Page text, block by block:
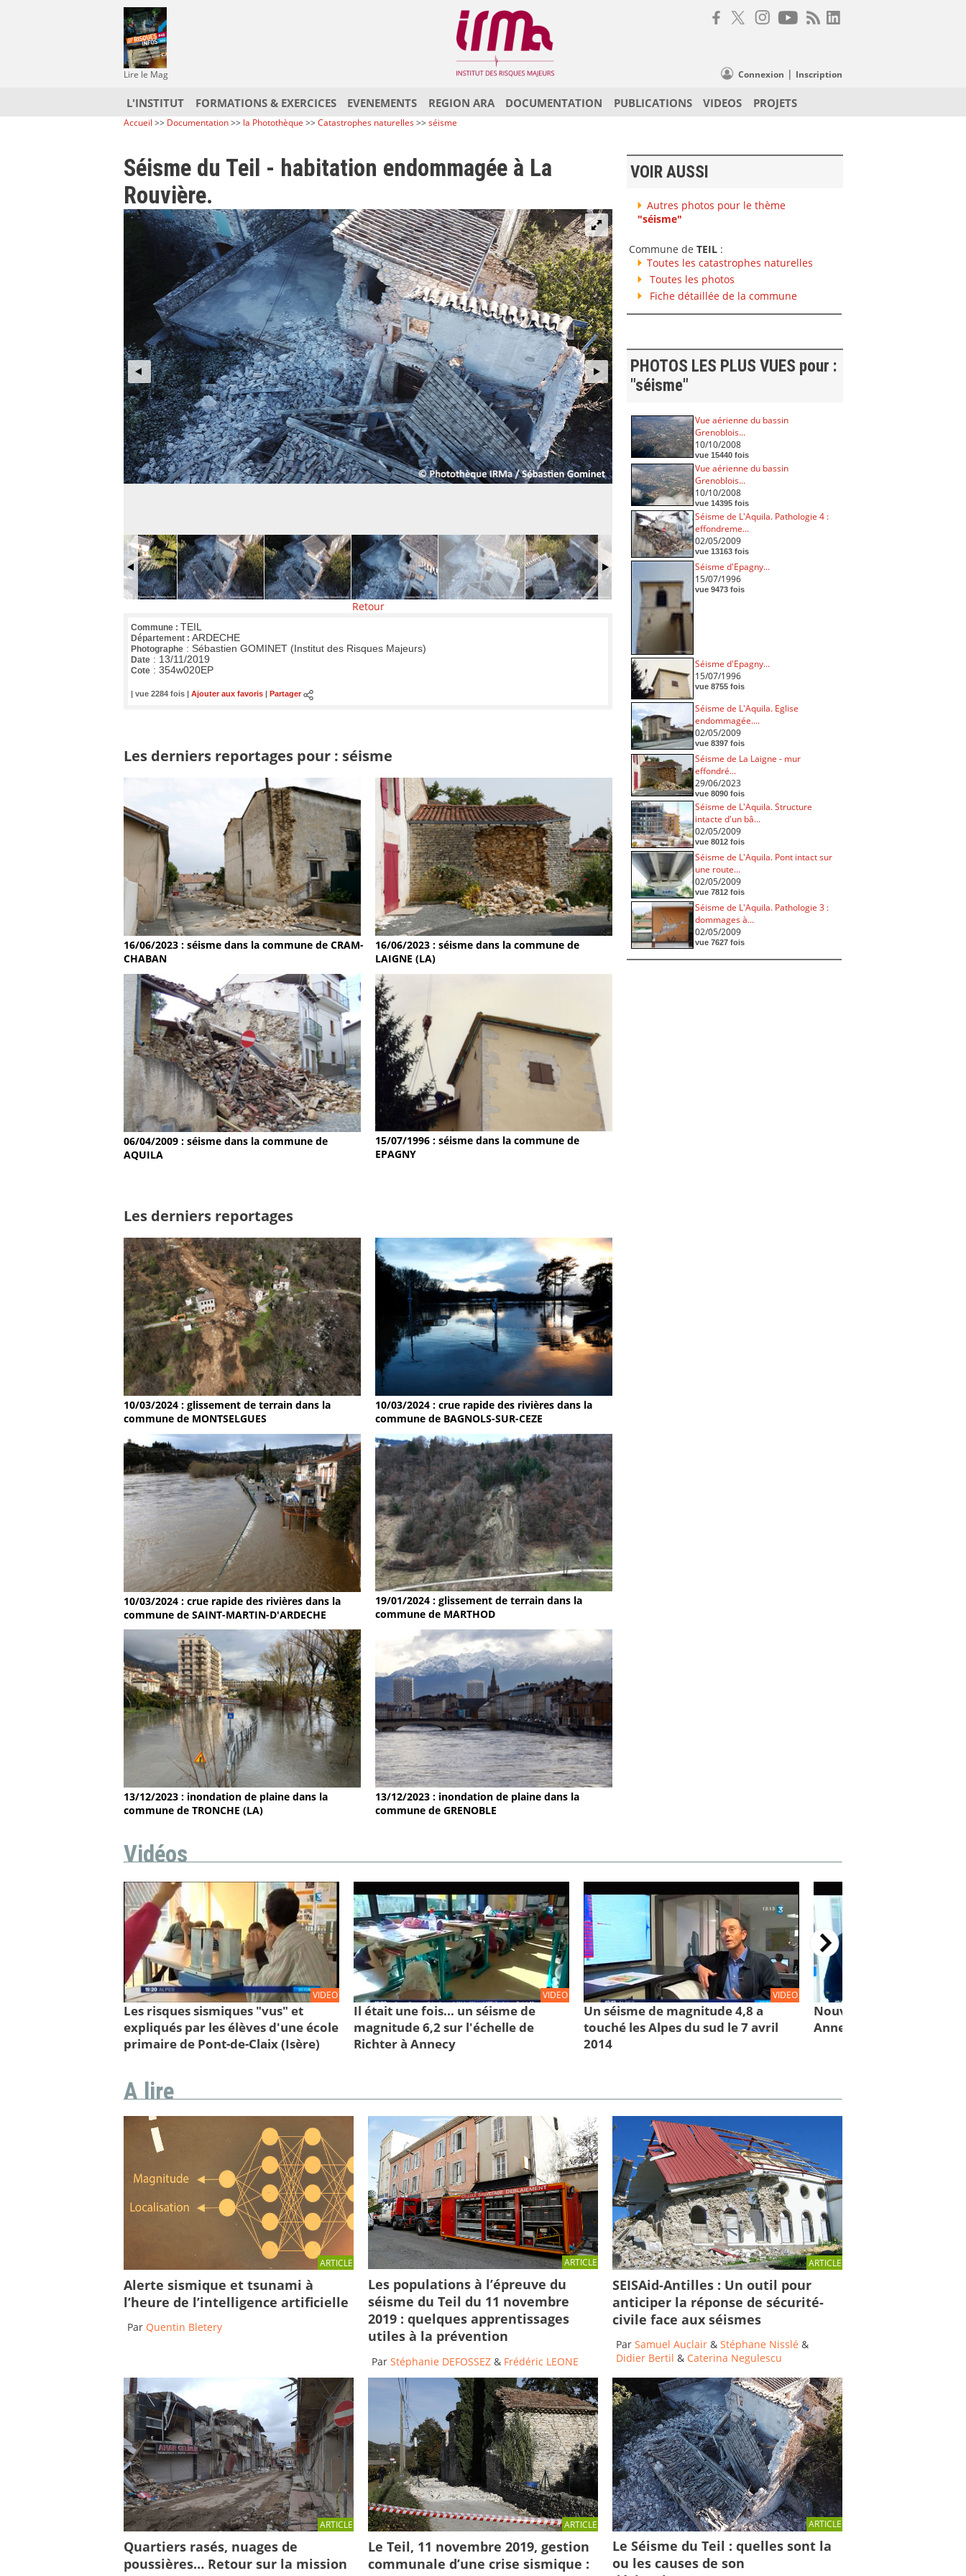
Lire le Mag Connexion | Inscription
L'INSTITUT FORMATIONS & EXERCICES EVENEMENTS REGION ARA DOCUMENTATION PUBLICATIONS VIDEOS PROJETS
Accueil >> Documentation>> la Photothèque >>Catastrophes naturelles>>séisme
Séisme du Teil - habitation endommagée à La
Rouvière.
Retour
Commune : TEIL
Département : ARDECHE
Photographe : Sébastien GOMINET (Institut des Risques Majeurs)
Date : 13/11/2019
Cote : 354w020EP
| vue 2284 fois | Ajouter aux favoris Partager
Les derniers reportages pour : séisme
16/06/2023 : séisme dans la commune de CRAM-
CHABAN
16/06/2023 : séisme dans la commune de
LAIGNE (LA)
06/04/2009 : séisme dans la commune de
AQUILA
15/07/1996 : séisme dans la commune de
EPAGNY
Les derniers reportages
10/03/2024 : glissement de terrain dans la
commune de MONTSELGUES
10/03/2024 : crue rapide des rivières dans la
commune de BAGNOLS-SUR-CEZE
10/03/2024 : crue rapide des rivières dans la
commune de SAINT-MARTIN-D'ARDECHE
19/01/2024 : glissement de terrain dans la
commune de MARTHOD
13/12/2023 : inondation de plaine dans la
commune de TRONCHE (LA)
13/12/2023 : inondation de plaine dans la
commune de GRENOBLE
VOIR AUSSI
Autres photos pour le thème
"séisme"
Commune de TEIL:
Toutes les catastrophes naturelles
Toutes les photos
Fiche détaillée de la commune
PHOTOS LES PLUS VUES pour :
"séisme"
Vue aérienne du bassin
Grenoblois...
10/10/2008
vue 15440 fois
Vue aérienne du bassin
Grenoblois...
10/10/2008
vue 14395 fois
Séisme de L'Aquila. Pathologie 4 :
effondreme...
02/05/2009
vue 13163 fois
Séisme d'Epagny...
15/07/1996
vue 9473 fois
Séisme d'Epagny...
15/07/1996
vue 8755 fois
Séisme de L'Aquila. Eglise
endommagée....
02/05/2009
vue 8397 fois
Séisme de La Laigne - mur
effondré...
29/06/2023
vue 8090 fois
Séisme de L'Aquila. Structure
intacte d'un bâ...
02/05/2009
vue 8012 fois
Séisme de L'Aquila. Pont intact sur
une route...
02/05/2009
vue 7812 fois
Séisme de L'Aquila. Pathologie 3 :
dommages à...
02/05/2009
vue 7627 fois
Vidéos
VIDEO
Les risques sismiques "vus" et
expliqués par les élèves d'une école
primaire de Pont-de-Claix (Isère)
VIDEO
Il était une fois... un séisme de
magnitude 6,2 sur l'échelle de
Richter à Annecy
VIDEO
Un séisme de magnitude 4,8 a
touché les Alpes du sud le 7 avril
2014
Nouveau tremblement
Annecy
A lire
ARTICLE
Alerte sismique et tsunami à
l’heure de l’intelligence artificielle
Par Quentin Bletery
ARTICLE
Les populations à l’épreuve du
séisme du Teil du 11 novembre
2019 : quelques apprentissages
utiles à la prévention
Par Stéphanie DEFOSSEZ & Frédéric LEONE
ARTICLE
SEISAid-Antilles : Un outil pour
anticiper la réponse de sécurité-
civile face aux séismes
Par Samuel Auclair & Stéphane Nisslé &
Didier Bertil & Caterina Negulescu
ARTICLE
Quartiers rasés, nuages de
poussières… Retour sur la mission
ARTICLE
Le Teil, 11 novembre 2019, gestion
communale d’une crise sismique :
ARTICLE
Le Séisme du Teil : quelles sont la
ou les causes de son